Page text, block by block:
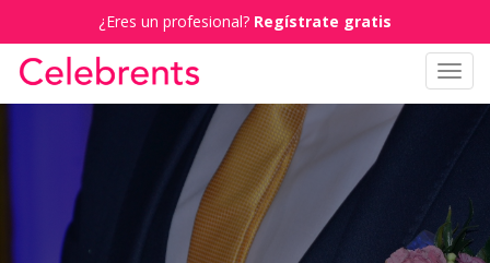
¿Eres un profesional? Regístrate gratis